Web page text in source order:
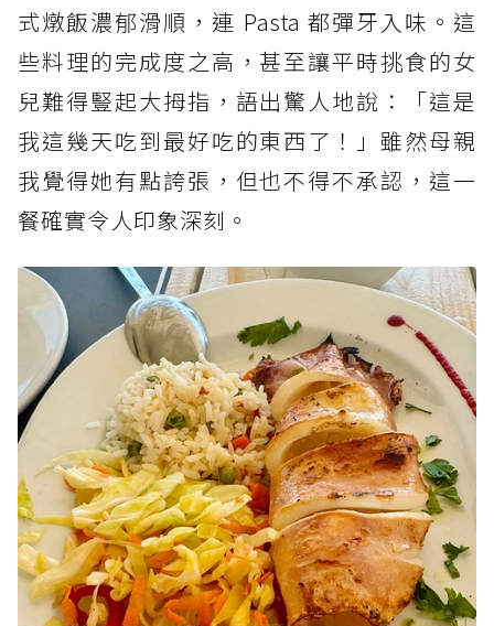
式燉飯濃郁滑順，連 Pasta 都彈牙入味。這
些料理的完成度之高，甚至讓平時挑食的女
兒難得豎起大拇指，語出驚人地說：「這是
我這幾天吃到最好吃的東西了！」雖然母親
我覺得她有點誇張，但也不得不承認，這一
餐確實令人印象深刻。